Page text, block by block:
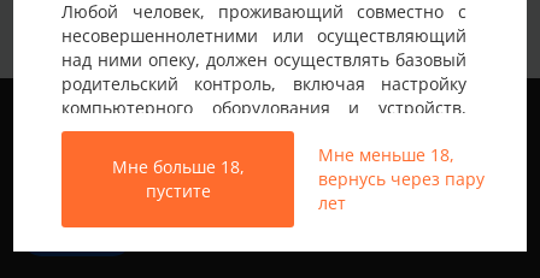
Любой человек, проживающий совместно с
несовершеннолетними или осуществляющий
над ними опеку, должен осуществлять базовый
родительский контроль, включая настройку
компьютерного оборудования и устройств,
установку программного обеспечения или
подключение услуг фильтрации от провайдера,
чтобы заблокировать доступ
несовершеннолетних к неподходящему
контенту.
Мне больше 18,
пустите
Мне меньше 18,
вернусь через пару
лет
и пары где девушка любит легкое
доминирование, опыта мало но очень
нравится роль нижнего
Все права защищены © 2013-2026
Свинг знакомства не только в Украине
Мы используем файлы cookie, чтобы обеспечить
наилучшее качество работы на нашем сайте.
Подробнее узнать о том, какие файлы cookie мы
используем, или отключить их можно в разделе